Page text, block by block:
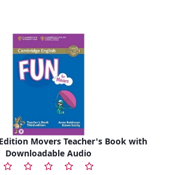
Movers Teacher's Book with
Downloadable Audio